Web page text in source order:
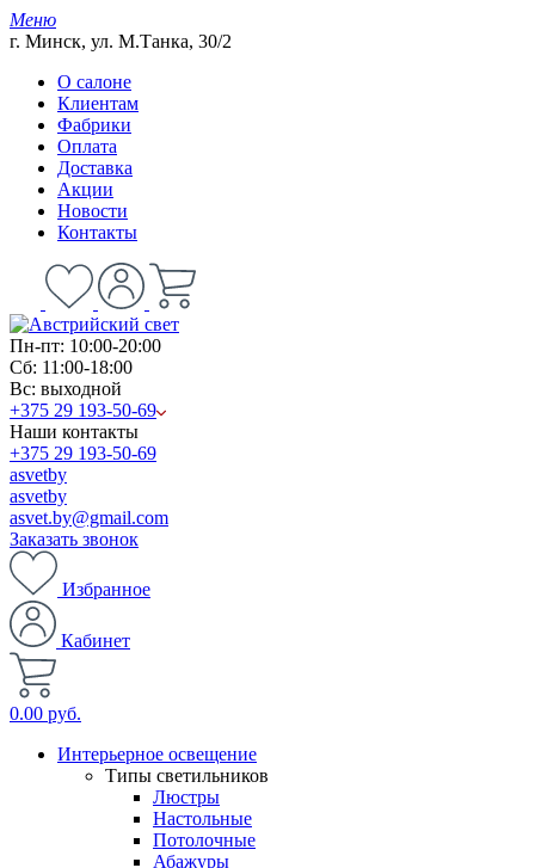
Меню
г. Минск, ул. М.Танка, 30/2
О салоне
Клиентам
Фабрики
Оплата
Доставка
Акции
Новости
Контакты
Пн-пт: 10:00-20:00
Сб: 11:00-18:00
Вс: выходной
+375 29 193-50-69
Наши контакты
+375 29 193-50-69
asvetby
asvetby
asvet.by@gmail.com
Заказать звонок
Избранное
Кабинет
0.00 руб.
Интерьерное освещение
Типы светильников
Люстры
Настольные
Потолочные
Абажуры